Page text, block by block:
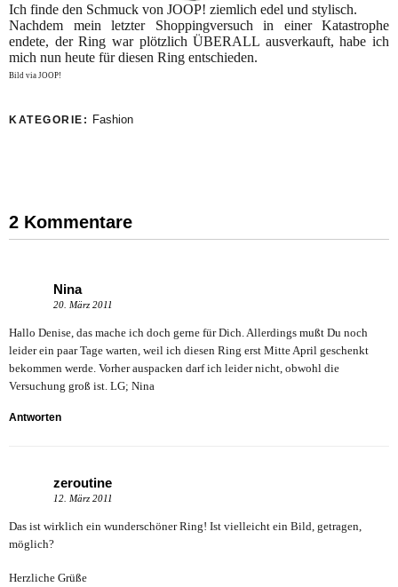
Ich finde den Schmuck von JOOP! ziemlich edel und stylisch.
Nachdem mein letzter Shoppingversuch in einer Katastrophe
endete, der Ring war plötzlich ÜBERALL ausverkauft, habe ich
mich nun heute für diesen Ring entschieden.
Bild via JOOP!
KATEGORIE: Fashion
2 Kommentare
Nina
20. März 2011
Hallo Denise, das mache ich doch gerne für Dich. Allerdings mußt Du noch
leider ein paar Tage warten, weil ich diesen Ring erst Mitte April geschenkt
bekommen werde. Vorher auspacken darf ich leider nicht, obwohl die
Versuchung groß ist. LG; Nina
Antworten
zeroutine
12. März 2011
Das ist wirklich ein wunderschöner Ring! Ist vielleicht ein Bild, getragen,
möglich?
Herzliche Grüße